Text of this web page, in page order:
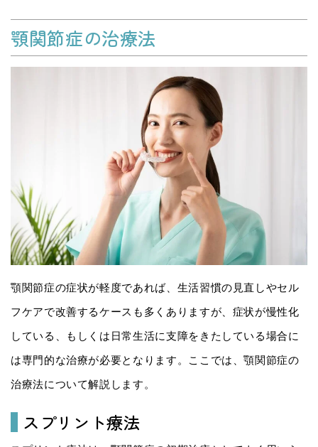
顎関節症の治療法
顎関節症の症状が軽度であれば、生活習慣の見直しやセル
フケアで改善するケースも多くありますが、症状が慢性化
している、もしくは日常生活に支障をきたしている場合に
は専門的な治療が必要となります。ここでは、顎関節症の
治療法について解説します。
スプリント療法